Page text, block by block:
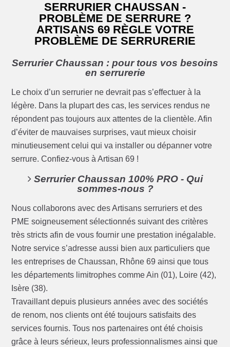
SERRURIER CHAUSSAN -
PROBLÈME DE SERRURE ?
ARTISANS 69 RÈGLE VOTRE
PROBLÈME DE SERRURERIE
Serrurier Chaussan : pour tous vos besoins
en serrurerie
Le choix d’un serrurier ne devrait pas s’effectuer à la
légère. Dans la plupart des cas, les services rendus ne
répondent pas toujours aux attentes de la clientèle. Afin
d’éviter de mauvaises surprises, vaut mieux choisir
minutieusement celui qui va installer ou dépanner votre
serrure. Confiez-vous à Artisan 69 !
Serrurier Chaussan 100% PRO - Qui
sommes-nous ?
Nous collaborons avec des Artisans serruriers et des
PME soigneusement sélectionnés suivant des critères
très stricts afin de vous fournir une prestation inégalable.
Notre service s’adresse aussi bien aux particuliers que
les entreprises de Chaussan, Rhône 69 ainsi que tous
les départements limitrophes comme Ain (01), Loire (42),
Isère (38).
Travaillant depuis plusieurs années avec des sociétés
de renom, nos clients ont été toujours satisfaits des
services fournis. Tous nos partenaires ont été choisis
grâce à leurs sérieux, leurs professionnalismes ainsi que